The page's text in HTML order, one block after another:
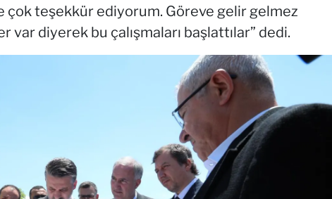
çok teşekkür ediyorum. Göreve gelir gelmez
var diyerek bu çalışmaları başlattılar” dedi.